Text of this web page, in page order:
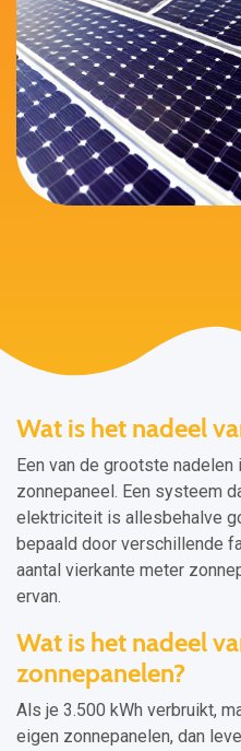
Wat is het nadeel
Een van de grootste nadelen
zonnepaneel. Een systeem
elektriciteit is allesbehalve
bepaald door verschillende
aantal vierkante meter
ervan.
Wat is het nadeel
zonnepanelen?
Als je 3.500 kWh verbruikt,
eigen zonnepanelen, dan